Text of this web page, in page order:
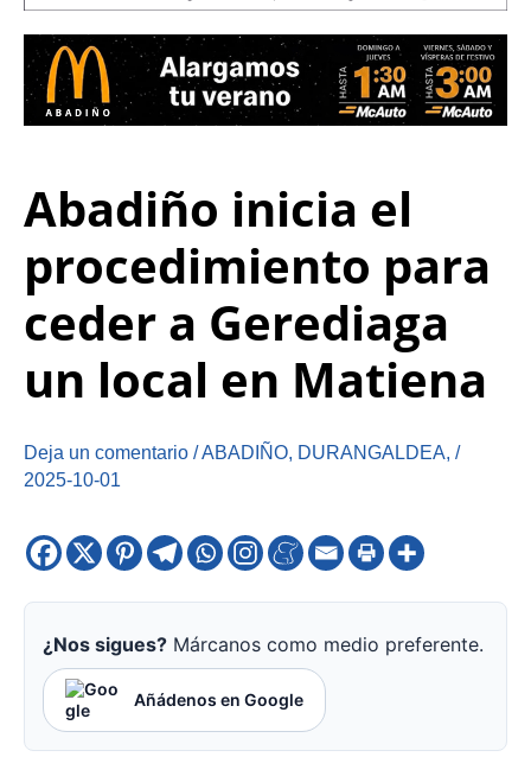
Abadiño inicia el
procedimiento para
ceder a Gerediaga
un local en Matiena
Deja un comentario /ABADIÑO, DURANGALDEA, /
2025-10-01
¿Nos sigues? Márcanos como medio preferente.
Añádenos en Google